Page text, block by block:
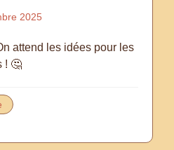
2025
attend les idées pour les
! 🤔